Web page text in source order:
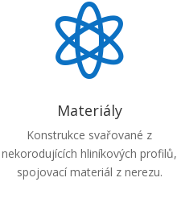

Materiály
Konstrukce svařované z
nekorodujících hliníkových profilů,
spojovací materiál z nerezu.